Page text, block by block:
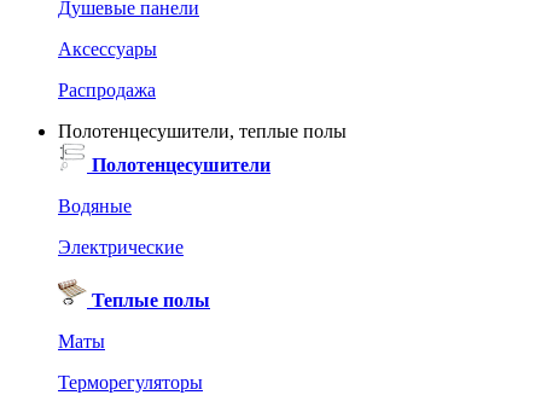
Душевые панели
Аксессуары
Распродажа
Полотенцесушители, теплые полы
Полотенцесушители
Водяные
Электрические
Теплые полы
Маты
Терморегуляторы